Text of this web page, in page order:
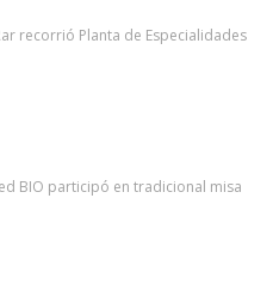
recorrió Planta de Especialidades
BIO participó en tradicional misa